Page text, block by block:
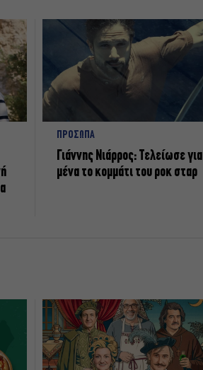
ΠΡΟΣΩΠΑ
Γιάννης Νιάρρος: Τελείωσε για
μένα το κομμάτι του ροκ σταρ